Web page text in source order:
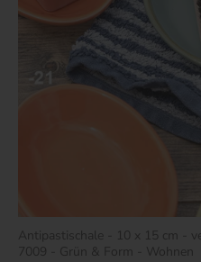
Antipastischale - 10 x 15 cm -
7009 - Grün & Form - Wohnen